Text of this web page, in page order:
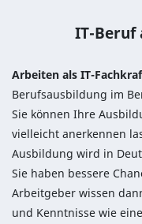
IT-Beruf
Arbeiten als IT-
Berufsausbildung im
Sie können Ihre
vielleicht anerkennen
Ausbildung wird in
Sie haben bessere
Arbeitgeber wissen
und Kenntnisse wie